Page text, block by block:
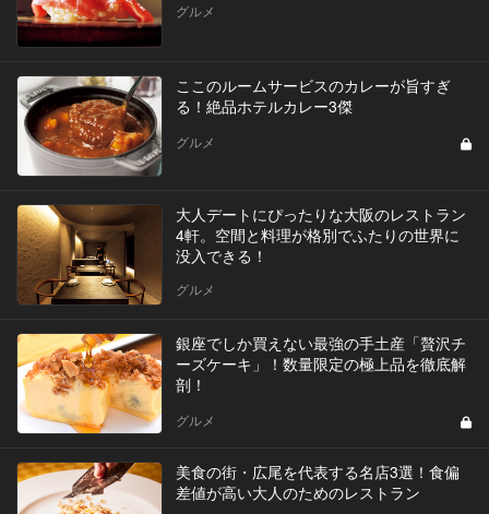
グルメ
ここのルームサービスのカレーが旨すぎ
る！絶品ホテルカレー3傑
グルメ
大人デートにぴったりな大阪のレストラン
4軒。空間と料理が格別でふたりの世界に
没入できる！
グルメ
銀座でしか買えない最強の手土産「贅沢チ
ーズケーキ」！数量限定の極上品を徹底解
剖！
グルメ
美食の街・広尾を代表する名店3選！食偏
差値が高い大人のためのレストラン